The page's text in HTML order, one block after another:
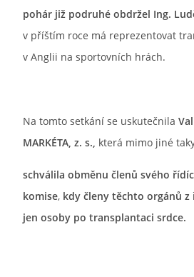
pohár již podruhé obdržel Ing.
v příštím roce má reprezentovat
v Anglii na sportovních hrách.
Na tomto setkání se uskutečnila
MARKÉTA, z. s., která mimo jiné
schválila obměnu členů svého
komise, kdy členy těchto orgánů
jen osoby po transplantaci srdce.